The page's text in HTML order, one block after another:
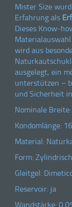
Mister Size
Erfahrung als
Dieses Know-
wird aus
ausgelegt, ein
unterstützen –
und Sicherheit
Nominale
Kondomlänge:
Material:
Form: Zylindrisch
Gleitgel:
Reservoir: ja
Wandstärke: